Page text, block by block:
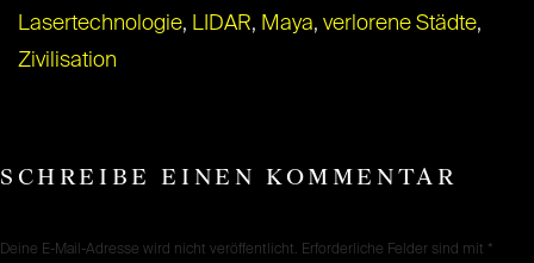
Lasertechnologie, LIDAR, Maya, verlorene Städte,
Zivilisation
SCHREIBE EINEN KOMMENTAR
Deine E-Mail-Adresse wird nicht veröffentlicht. Erforderliche Felder sind mit *